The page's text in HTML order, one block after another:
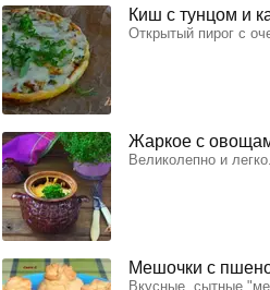
Киш с тунцом и
Открытый пирог с
Жаркое с
Великолепно и легко.
Мешочки с
Вкусные, сытные